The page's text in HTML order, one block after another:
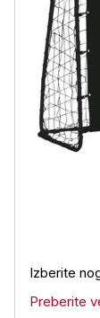
Izberite
Preberite